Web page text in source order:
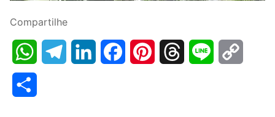
Compartilhe
WhatsAppTelegramLinkedInFacebookPinterestThreads Line